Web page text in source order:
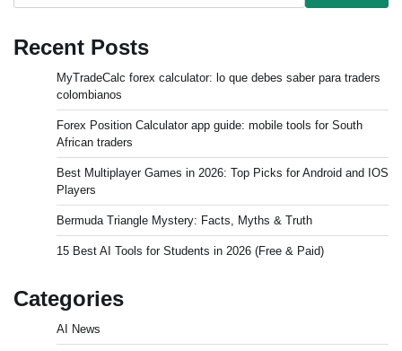
Recent Posts
MyTradeCalc forex calculator: lo que debes saber para traders
colombianos
Forex Position Calculator app guide: mobile tools for South
African traders
Best Multiplayer Games in 2026: Top Picks for Android and IOS
Players
Bermuda Triangle Mystery: Facts, Myths & Truth
15 Best AI Tools for Students in 2026 (Free & Paid)
Categories
AI News